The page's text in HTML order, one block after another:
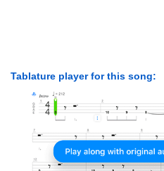
Tablature player for this song: